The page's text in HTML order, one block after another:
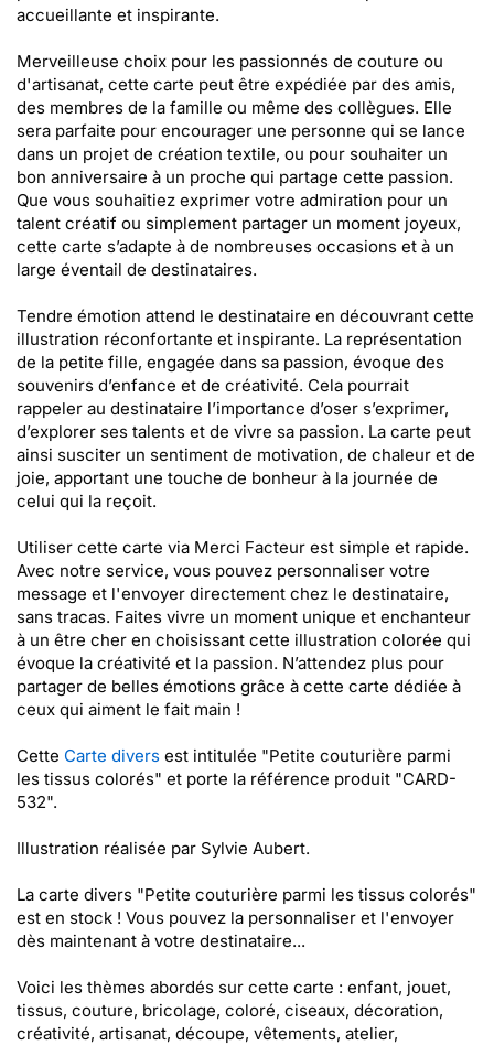
accueillante et inspirante.
Merveilleuse choix pour les passionnés de couture ou
d'artisanat, cette carte peut être expédiée par des amis,
des membres de la famille ou même des collègues. Elle
sera parfaite pour encourager une personne qui se lance
dans un projet de création textile, ou pour souhaiter un
bon anniversaire à un proche qui partage cette passion.
Que vous souhaitiez exprimer votre admiration pour un
talent créatif ou simplement partager un moment joyeux,
cette carte s’adapte à de nombreuses occasions et à un
large éventail de destinataires.
Tendre émotion attend le destinataire en découvrant cette
illustration réconfortante et inspirante. La représentation
de la petite fille, engagée dans sa passion, évoque des
souvenirs d’enfance et de créativité. Cela pourrait
rappeler au destinataire l’importance d’oser s’exprimer,
d’explorer ses talents et de vivre sa passion. La carte peut
ainsi susciter un sentiment de motivation, de chaleur et de
joie, apportant une touche de bonheur à la journée de
celui qui la reçoit.
Utiliser cette carte via Merci Facteur est simple et rapide.
Avec notre service, vous pouvez personnaliser votre
message et l'envoyer directement chez le destinataire,
sans tracas. Faites vivre un moment unique et enchanteur
à un être cher en choisissant cette illustration colorée qui
évoque la créativité et la passion. N’attendez plus pour
partager de belles émotions grâce à cette carte dédiée à
ceux qui aiment le fait main !
Cette Carte divers est intitulée "Petite couturière parmi
les tissus colorés" et porte la référence produit "CARD-
532".
Illustration réalisée par Sylvie Aubert.
La carte divers "Petite couturière parmi les tissus colorés"
est en stock ! Vous pouvez la personnaliser et l'envoyer
dès maintenant à votre destinataire...
Voici les thèmes abordés sur cette carte : enfant, jouet,
tissus, couture, bricolage, coloré, ciseaux, décoration,
créativité, artisanat, découpe, vêtements, atelier,